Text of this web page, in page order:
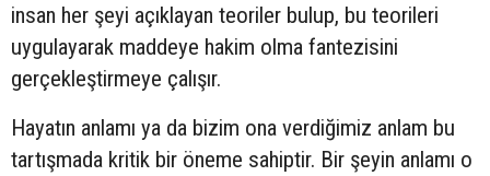
insan her şeyi açıklayan teoriler bulup, bu teorileri
uygulayarak maddeye hakim olma fantezisini
gerçekleştirmeye çalışır.
Hayatın anlamı ya da bizim ona verdiğimiz anlam bu
tartışmada kritik bir öneme sahiptir. Bir şeyin anlamı o